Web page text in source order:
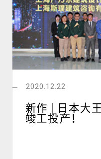
2020.12.22
新作 | 日本大
竣工投产！